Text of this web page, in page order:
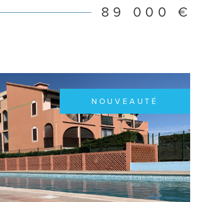
89 000 €
NOUVEAUTÉ
LE BIEN